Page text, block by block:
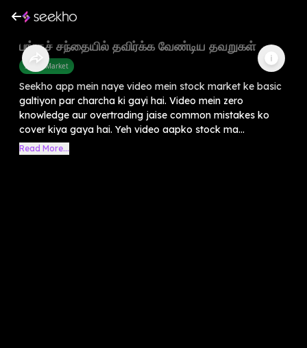
பங்குச் சந்தையில் தவிர்க்க வேண்டிய தவறுகள்
Share Market
Seekho app mein naye video mein stock market ke basic
galtiyon par charcha ki gayi hai. Video mein zero
knowledge aur overtrading jaise common mistakes ko
cover kiya gaya hai. Yeh video aapko stock ma...
Read More...